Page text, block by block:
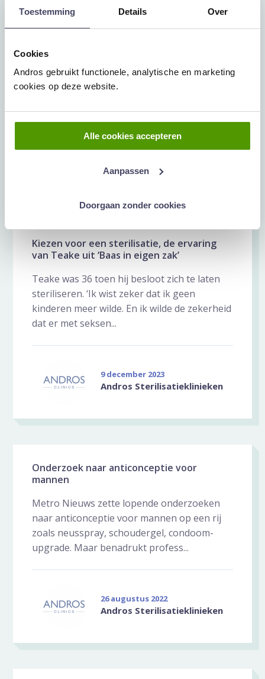
Toestemming Details Over
Cookies
Andros gebruikt functionele, analytische en marketing
cookies op deze website.
Alle cookies accepteren
Aanpassen
Doorgaan zonder cookies
Boek direct je sterilisatie online
Je kan nu ook zelf je sterilisatie online
boeken! Plan hier zelf je sterilisatie in Je
ontvangt daarna de afspraakbevestiging per
6 februari 2024
Kiezen voor een sterilisatie, de ervaring
van Teake uit ‘Baas in eigen zak’
Teake was 36 toen hij besloot zich te laten
steriliseren. ‘Ik wist zeker dat ik geen
kinderen meer wilde. En ik wilde de zekerheid
dat er met seksen...
9 december 2023
Andros Sterilisatieklinieken
Onderzoek naar anticonceptie voor
mannen
Metro Nieuws zette lopende onderzoeken
naar anticonceptie voor mannen op een rij
zoals neusspray, schoudergel, condoom-
upgrade. Maar benadrukt profess...
26 augustus 2022
Andros Sterilisatieklinieken